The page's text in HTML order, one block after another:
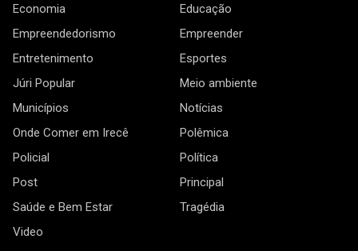
Economia
Educação
Empreendedorismo
Empreender
Entretenimento
Esportes
Júri Popular
Meio ambiente
Municípios
Notícias
Onde Comer em Irecê
Polêmica
Policial
Política
Post
Principal
Saúde e Bem Estar
Tragédia
Video